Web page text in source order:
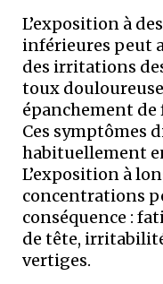
L’exposition à
inférieures peut
des irritations
toux
épanchement de
Ces symptômes
habituellement
L’exposition à
concentrations
conséquence :
de tête,
vertiges.